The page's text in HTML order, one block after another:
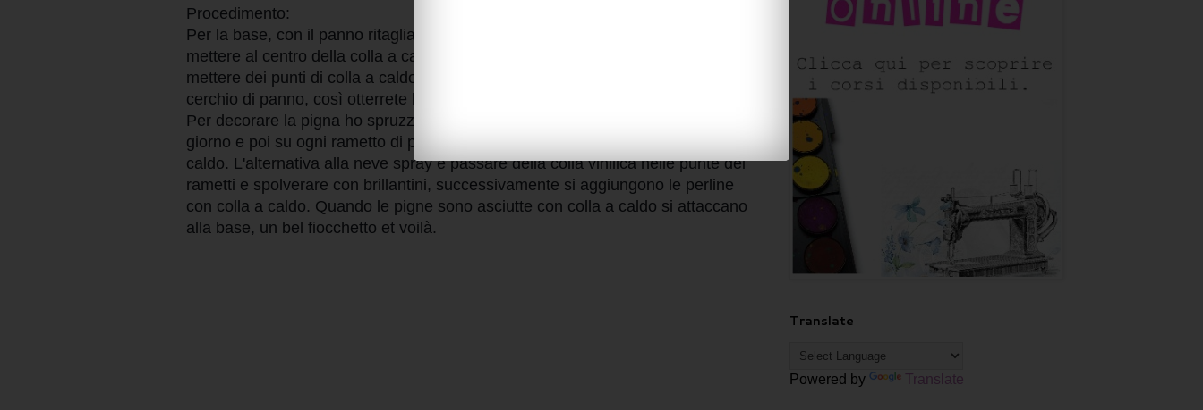
Procedimento:
Per la base, con il panno ritagliare un cerchio del diametro di 15-20 cm,
mettere al centro della colla a caldo e incollare il barattolo di omogeneizzato,
mettere dei punti di colla a caldo sul tappo e man mano incollare i lembi del
cerchio di panno, così otterrete l
Per decorare la pigna ho spruzzato della neve spray fatta asciugare anche un
giorno e poi su ogni rametto di pigna ho applicato delle perline con colla a
caldo. L'alternativa alla neve spray è passare della colla vinilica nelle punte dei
rametti e spolverare con brillantini, successivamente si aggiungono le perline
con colla a caldo. Quando le pigne sono asciutte con colla a caldo si attaccano
alla base, un bel fiocchetto et voilà.
Translate
Powered by Translate